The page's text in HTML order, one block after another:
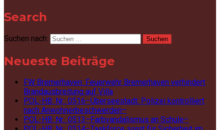
Search
Suchen nach:
Neueste Beiträge
FW Bremerhaven: Feuerwehr Bremerhaven verhindert
Brandausbreitung auf Villa
POL-HB: Nr.: 0516–Überseestadt: Polizei kontrolliert
nach Anwohnerbeschwerden–
POL-HB: Nr.: 0513–Farbvandalismus an Schule–